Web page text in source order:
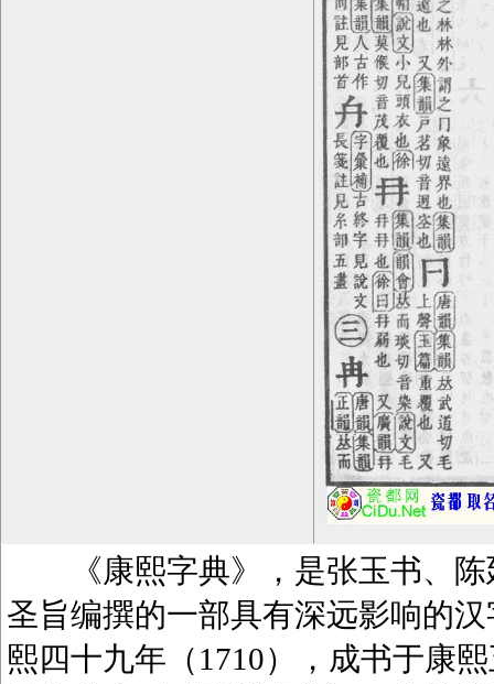
《康熙字典》，是张玉书、陈
圣旨编撰的一部具有深远影响的
熙四十九年（1710），成书于康